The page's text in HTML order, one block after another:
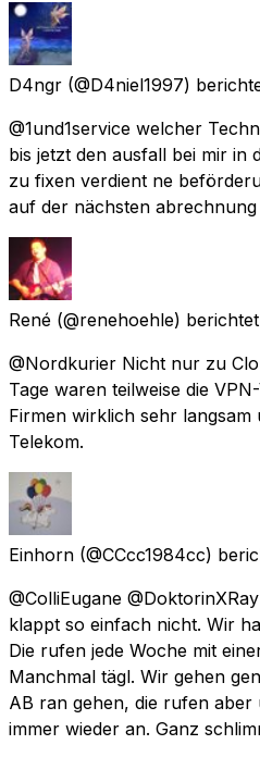
D4ngr (@D4niel1997)
@1und1service welcher
bis jetzt den ausfall bei mir in
zu fixen verdient ne
auf der nächsten abrechnung
René (@renehoehle) berichtet
@Nordkurier Nicht nur zu
Tage waren teilweise die
Firmen wirklich sehr langsam
Telekom.
Einhorn (@CCcc1984cc)
@ColliEugane
klappt so einfach nicht. Wir
Die rufen jede Woche mit
Manchmal tägl. Wir gehen
AB ran gehen, die rufen
immer wieder an. Ganz